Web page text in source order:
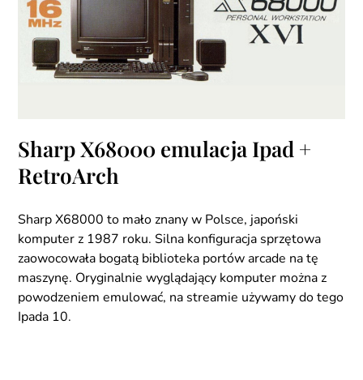
Sharp X68000 emulacja Ipad +
RetroArch
Sharp X68000 to mało znany w Polsce, japoński
komputer z 1987 roku. Silna konfiguracja sprzętowa
zaowocowała bogatą biblioteka portów arcade na tę
maszynę. Oryginalnie wyglądający komputer można z
powodzeniem emulować, na streamie używamy do tego
Ipada 10.